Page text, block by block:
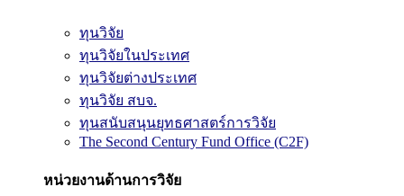
ทุนวิจัย
ทุนวิจัยในประเทศ
ทุนวิจัยต่างประเทศ
ทุนวิจัย สบจ.
ทุนสนับสนุนยุทธศาสตร์การวิจัย
The Second Century Fund Office (C2F)
หน่วยงานด้านการวิจัย